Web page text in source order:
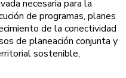
necesaria para la
de programas, planes
de la conectividad
de planeación conjunta y
sostenible,